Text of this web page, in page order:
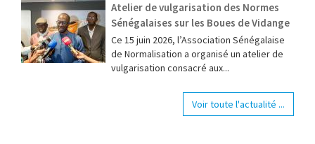
Atelier de vulgarisation des Normes
Sénégalaises sur les Boues de Vidange
Ce 15 juin 2026, l’Association Sénégalaise
de Normalisation a organisé un atelier de
vulgarisation consacré aux...
Voir toute l'actualité ...